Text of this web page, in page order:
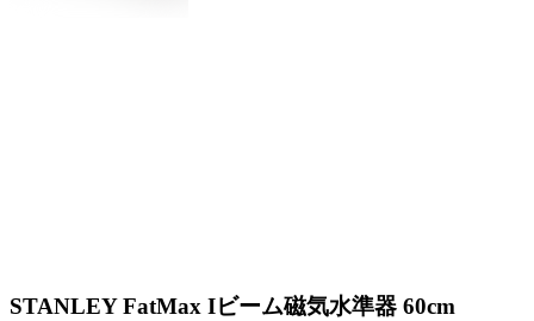
STANLEY FatMax Iビーム磁気水準器 60cm